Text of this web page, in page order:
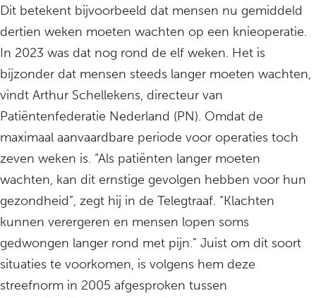
Dit betekent bijvoorbeeld dat mensen nu gemiddeld
dertien weken moeten wachten op een knieoperatie.
In 2023 was dat nog rond de elf weken. Het is
bijzonder dat mensen steeds langer moeten wachten,
vindt Arthur Schellekens, directeur van
Patiëntenfederatie Nederland (PN). Omdat de
maximaal aanvaardbare periode voor operaties toch
zeven weken is. “Als patiënten langer moeten
wachten, kan dit ernstige gevolgen hebben voor hun
gezondheid”, zegt hij in de Telegtraaf. “Klachten
kunnen verergeren en mensen lopen soms
gedwongen langer rond met pijn.” Juist om dit soort
situaties te voorkomen, is volgens hem deze
streefnorm in 2005 afgesproken tussen